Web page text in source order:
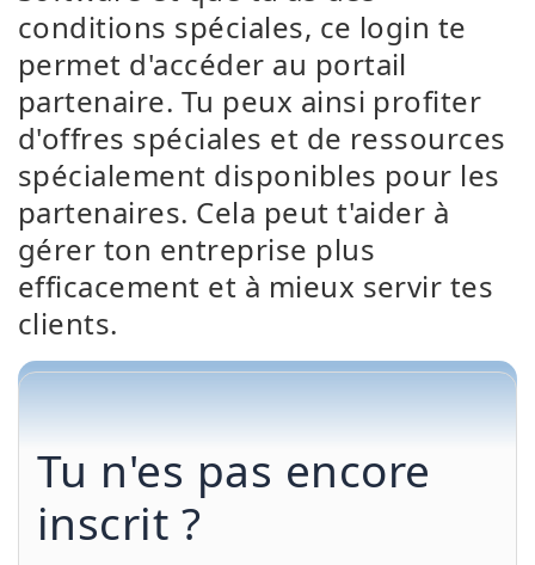
conditions spéciales, ce login te
permet d'accéder au portail
partenaire. Tu peux ainsi profiter
d'offres spéciales et de ressources
spécialement disponibles pour les
partenaires. Cela peut t'aider à
gérer ton entreprise plus
efficacement et à mieux servir tes
clients.
Tu n'es pas encore
inscrit ?